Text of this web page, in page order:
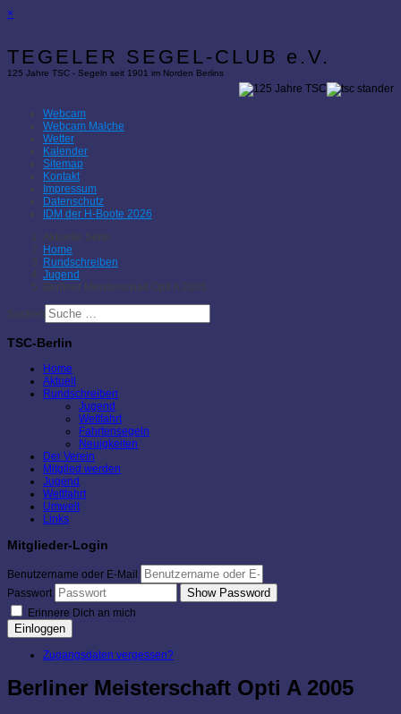
×
TEGELER SEGEL-CLUB e.V.
125 Jahre TSC - Segeln seit 1901 im Norden Berlins
Webcam
Webcam Malche
Wetter
Kalender
Sitemap
Kontakt
Impressum
Datenschutz
IDM der H-Boote 2026
Aktuelle Seite:
Home
Rundschreiben
Jugend
Berliner Meisterschaft Opti A 2005
Suchen
TSC-Berlin
Home
Aktuell
Rundschreiben
Jugend
Wettfahrt
Fahrtensegeln
Neuigkeiten
Der Verein
Mitglied werden
Jugend
Wettfahrt
Umwelt
Links
Mitglieder-Login
Benutzername oder E-Mail
Passwort
Show Password
Erinnere Dich an mich
Einloggen
Zugangsdaten vergessen?
Berliner Meisterschaft Opti A 2005